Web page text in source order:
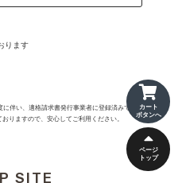
ります
伴い、適格請求書発行事業者に登録済みです。適格
りますので、安心してご利用ください。
カート
ボタンへ
ページ
トップ
SITE